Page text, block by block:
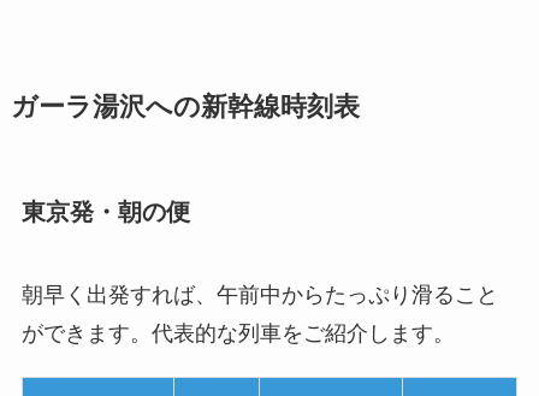
ガーラ湯沢への新幹線時刻表
東京発・朝の便
朝早く出発すれば、午前中からたっぷり滑ること
ができます。代表的な列車をご紹介します。